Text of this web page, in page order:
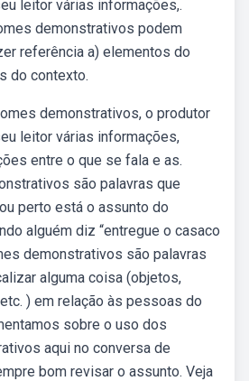
leitor várias informações,.
demonstrativos podem
referência a) elementos do
do contexto.
demonstrativos, o produtor
leitor várias informações,
entre o que se fala e as.
são palavras que
perto está o assunto do
alguém diz “entregue o casaco
demonstrativos são palavras
alguma coisa (objetos,
) em relação às pessoas do
sobre o uso dos
aqui no conversa de
bom revisar o assunto. Veja